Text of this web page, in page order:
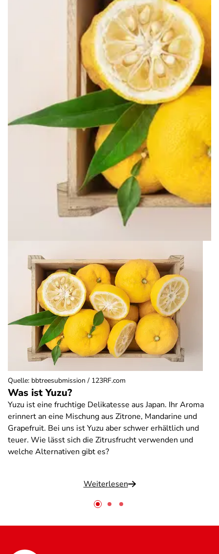
Was ist Yuzu?
Yuzu ist eine fruchtige Delikatesse aus Japan. Ihr Aroma
erinnert an eine Mischung aus Zitrone, Mandarine und
Grapefruit. Bei uns ist Yuzu aber schwer erhältlich und
teuer. Wie lässt sich die Zitrusfrucht verwenden und
welche Alternativen gibt es?
Weiterlesen
Quelle: bbtreesubmission / 123RF.com